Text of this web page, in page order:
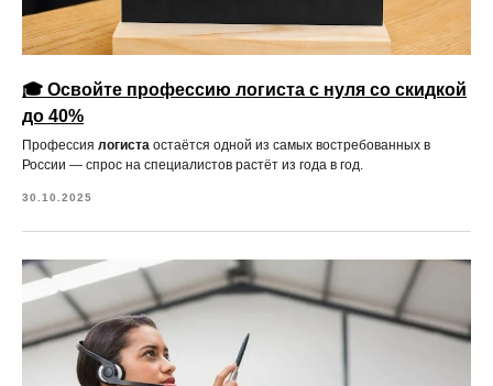
🎓 Освойте профессию логиста с нуля со скидкой
до 40%
Профессия логиста остаётся одной из самых востребованных в
России — спрос на специалистов растёт из года в год.
30.10.2025